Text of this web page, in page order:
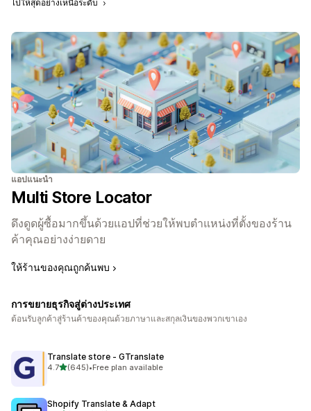
ไปให้สุดอย่างเหนือระดับ
แอปแนะนำ
Multi Store Locator
ดึงดูดผู้ซื้อมากขึ้นด้วยแอปที่ช่วยให้พบตำแหน่งที่ตั้งของร้าน
ค้าคุณอย่างง่ายดาย
ให้ร้านของคุณถูกค้นพบ
การขยายธุรกิจสู่ต่างประเทศ
ต้อนรับลูกค้าสู่ร้านค้าของคุณด้วยภาษาและสกุลเงินของพวกเขาเอง
Translate store ‑ GTranslate
4.7เต็ม 5 ดาว
(645)
ทั้งหมด 645 รีวิว
•Free plan available
Shopify Translate & Adapt